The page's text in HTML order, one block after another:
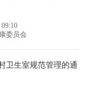
委员会
卫生室规范管理的通